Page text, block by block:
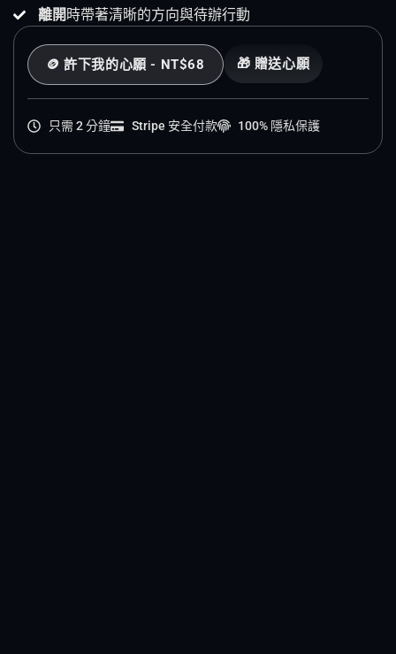
離開 時帶著清晰的方向與待辦行動
🪙 許下我的心願 - NT$68 🎁 贈送心願
只需 2 分鐘 Stripe 安全付款 100% 隱私保護